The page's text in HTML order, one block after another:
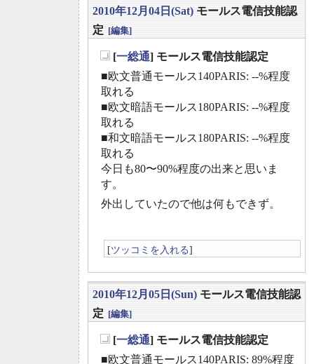
2010年12月04日(Sat) モールス電信技能認
定 [編集]
[一総通] モールス電信技能認定
■欧文普通モールス140PARIS: --%程度
取れる
■欧文暗語モールス180PARIS: --%程度
取れる
■和文暗語モールス180PARIS: --%程度
取れる
今日も80〜90%程度の出来と思いま
す。
外出していたので他は何もできず。
[ツッコミを入れる]
2010年12月05日(Sun) モールス電信技能認
定 [編集]
[一総通] モールス電信技能認定
■欧文普通モールス140PARIS: 89%程度